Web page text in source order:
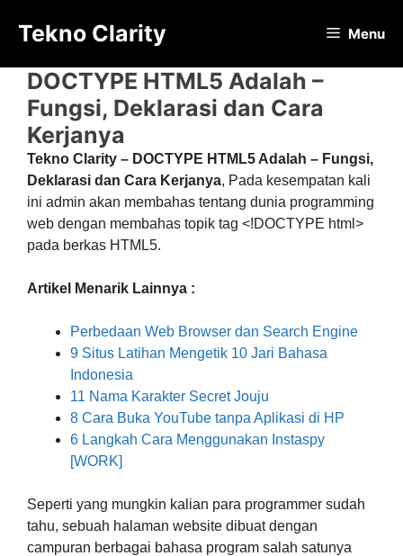
Tekno Clarity Menu
DOCTYPE HTML5 Adalah –
Fungsi, Deklarasi dan Cara
Kerjanya
Tekno Clarity – DOCTYPE HTML5 Adalah – Fungsi,
Deklarasi dan Cara Kerjanya, Pada kesempatan kali
ini admin akan membahas tentang dunia programming
web dengan membahas topik tag <!DOCTYPE html>
pada berkas HTML5.
Artikel Menarik Lainnya :
Perbedaan Web Browser dan Search Engine
9 Situs Latihan Mengetik 10 Jari Bahasa
Indonesia
11 Nama Karakter Secret Jouju
8 Cara Buka YouTube tanpa Aplikasi di HP
6 Langkah Cara Menggunakan Instaspy
[WORK]
Seperti yang mungkin kalian para programmer sudah
tahu, sebuah halaman website dibuat dengan
campuran berbagai bahasa program salah satunya